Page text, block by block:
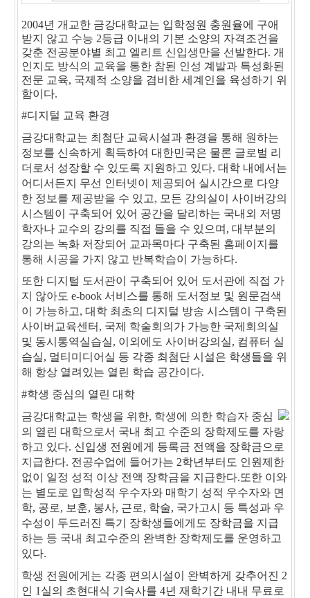
2004년 개교한 금강대학교는 입학정원 충원율에 구애
받지 않고 수능 2등급 이내의 기본 소양의 자격조건을
갖춘 전공분야별 최고 엘리트 신입생만을 선발한다. 개
인지도 방식의 교육을 통한 참된 인성 계발과 특성화된
전문 교육, 국제적 소양을 겸비한 세계인을 육성하기 위
함이다.
#디지털 교육 환경
금강대학교는 최첨단 교육시설과 환경을 통해 원하는
정보를 신속하게 획득하여 대한민국은 물론 글로벌 리
더로서 성장할 수 있도록 지원하고 있다. 대학 내에서는
어디서든지 무선 인터넷이 제공되어 실시간으로 다양
한 정보를 제공받을 수 있고, 모든 강의실이 사이버강의
시스템이 구축되어 있어 공간을 달리하는 국내외 저명
학자나 교수의 강의를 직접 들을 수 있으며, 대부분의
강의는 녹화 저장되어 교과목마다 구축된 홈페이지를
통해 시공을 가지 않고 반복학습이 가능하다.
또한 디지털 도서관이 구축되어 있어 도서관에 직접 가
지 않아도 e-book 서비스를 통해 도서정보 및 원문검색
이 가능하고, 대학 최초의 디지털 방송 시스템이 구축된
사이버교육센터, 국제 학술회의가 가능한 국제회의실
및 동시통역실습실, 이외에도 사이버강의실, 컴퓨터 실
습실, 멀티미디어실 등 각종 최첨단 시설은 학생들을 위
해 항상 열려있는 열린 학습 공간이다.
#학생 중심의 열린 대학
금강대학교는 학생을 위한, 학생에 의한 학습자 중심
의 열린 대학으로서 국내 최고 수준의 장학제도를 자랑
하고 있다. 신입생 전원에게 등록금 전액을 장학금으로
지급한다. 전공수업에 들어가는 2학년부터도 인원제한
없이 일정 성적 이상 전액 장학금을 지급한다.또한 이와
는 별도로 입학성적 우수자와 매학기 성적 우수자와 면
학, 공로, 보훈, 봉사, 근로, 학술, 국가고시 등 특성과 우
수성이 두드러진 특기 장학생들에게도 장학금을 지급
하는 등 국내 최고수준의 완벽한 장학제도를 운영하고
있다.
학생 전원에게는 각종 편의시설이 완벽하게 갖추어진 2
인 1실의 초현대식 기숙사를 4년 재학기간 내내 무료로